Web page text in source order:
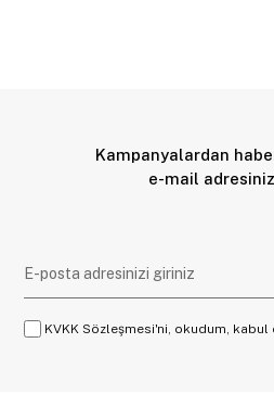
Kampanyalardan
e-mail
KVKK Sözleşmesi'ni, okudum, kabul